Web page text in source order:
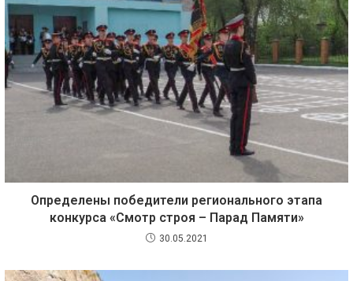
Определены победители регионального этапа
конкурса «Смотр строя – Парад Памяти»
30.05.2021